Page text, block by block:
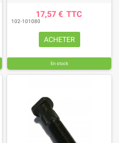
17,57 € TTC
102-101080
ACHETER
En stock